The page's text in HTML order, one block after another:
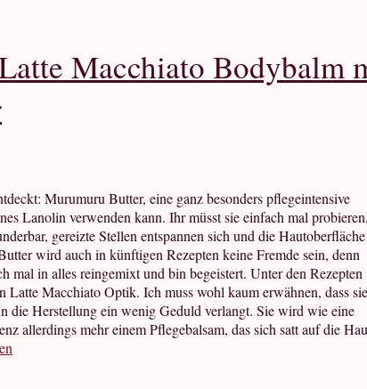
Macchiato Bodybalm
Murumuru Butter, eine ganz besonders pflegeintensive
Lanolin verwenden kann. Ihr müsst sie einfach mal probieren,
gereizte Stellen entspannen sich und die Hautoberfläche
wird auch in künftigen Rezepten keine Fremde sein, denn
mal in alles reingemixt und bin begeistert. Unter den Rezepten
Latte Macchiato Optik. Ich muss wohl kaum erwähnen, dass sie
die Herstellung ein wenig Geduld verlangt. Sie wird wie eine
allerdings mehr einem Pflegebalsam, das sich satt auf die